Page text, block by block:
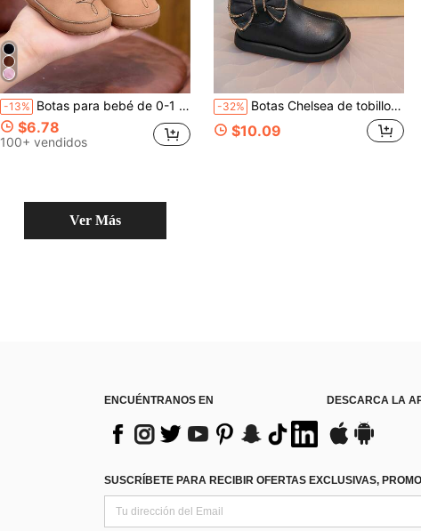
-13% Botas para bebé de 0-1 años, primavera, otoño e invierno, suela blanda, caña alta, cierre de gancho y bucle lateral, zapatos para caminar, aptos para interiores y exteriores
$6.78
100+ vendidos
-32% Botas Chelsea de tobillo para niñas pequeñas en negro puro, decoración de cadena dorada con lazo, cremallera lateral, suela blanda antideslizante, botas para vestido de fiesta de princesa
$10.09
Ver Más
ENCUÉNTRANOS EN DESCARCA LA
SUSCRÍBETE PARA RECIBIR OFERTAS EXCLUSIVAS,